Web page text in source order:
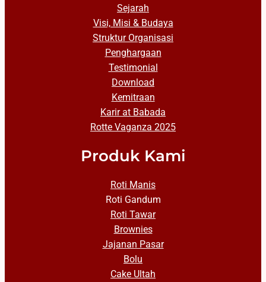
Sejarah
Visi, Misi & Budaya
Struktur Organisasi
Penghargaan
Testimonial
Download
Kemitraan
Karir at Babada
Rotte Vaganza 2025
Produk Kami
Roti Manis
Roti Gandum
Roti Tawar
Brownies
Jajanan Pasar
Bolu
Cake Ultah